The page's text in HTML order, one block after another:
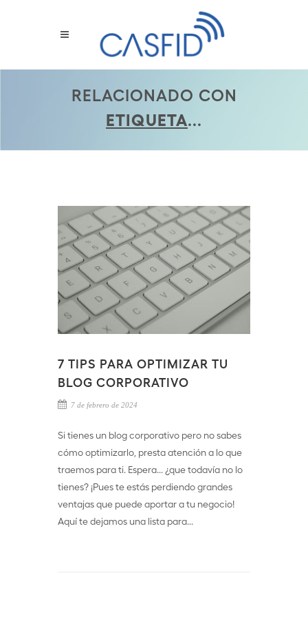
RELACIONADO CON
ETIQUETA...
7 TIPS PARA OPTIMIZAR TU
BLOG CORPORATIVO
7 de febrero de 2024
Si tienes un blog corporativo pero no sabes
cómo optimizarlo, presta atención a lo que
traemos para ti. Espera... ¿que todavía no lo
tienes? ¡Pues te estás perdiendo grandes
ventajas que puede aportar a tu negocio!
Aquí te dejamos una lista para...